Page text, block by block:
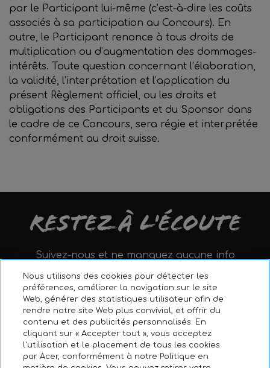
par le Participant lui-même (c’est-à-dire les coûts
associés à sa participation au Concours). En
outre, le Participant renonce à tous droits de
multiplication ou d’augmentation des dommages-
intérêts. Toute question concernant l’élaboration,
la validité, l’interprétation et l’application du
présent Règlement officiel, ou les droits et
obligations des Participants et du Sponsor dans
le cadre de ce Concours, sera régie et interprétée
conformément au droit suisse.
Restez à l'écoute
Suivez-nous et ne manquez aucune info
Nous utilisons des cookies pour détecter les
préférences, améliorer la navigation sur le site
Web, générer des statistiques utilisateur afin de
rendre notre site Web plus convivial, et offrir du
contenu et des publicités personnalisés. En
cliquant sur « Accepter tout », vous acceptez
l'utilisation et le placement de tous les cookies
par Acer, conformément à notre Politique en